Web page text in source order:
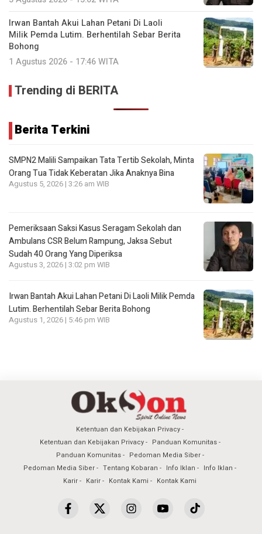
Irwan Bantah Akui Lahan Petani Di Laoli
Milik Pemda Lutim. Berhentilah Sebar Berita
Bohong
1 Agustus 2026 - 17:46 WITA
Trending di BERITA
Berita Terkini
SMPN2 Malili Sampaikan Tata Tertib Sekolah, Minta
Orang Tua Tidak Keberatan Jika Anaknya Bina
Agustus 5, 2026 | 3:26 am WIB
Pemeriksaan Saksi Kasus Seragam Sekolah dan
Ambulans CSR Belum Rampung, Jaksa Sebut
Sudah 40 Orang Yang Diperiksa
Agustus 3, 2026 | 3:02 pm WIB
Irwan Bantah Akui Lahan Petani Di Laoli Milik Pemda
Lutim. Berhentilah Sebar Berita Bohong
Agustus 1, 2026 | 5:46 pm WIB
Ketentuan dan Kebijakan Privacy
Ketentuan dan Kebijakan Privacy
Panduan Komunitas
Panduan Komunitas
Pedoman Media Siber
Pedoman Media Siber
Tentang Kobaran Info Iklan
Info Iklan
Karir
Karir Kontak Kami Kontak Kami